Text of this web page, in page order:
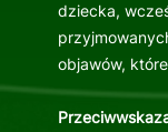
dziecka,
objawów,